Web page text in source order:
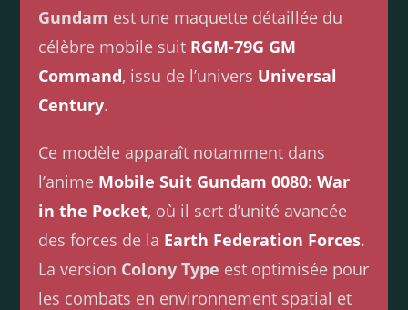
Gundam est une maquette détaillée du
célèbre mobile suit RGM-79G GM
Command, issu de l’univers Universal
Century.
Ce modèle apparaît notamment dans
l’anime Mobile Suit Gundam 0080: War
in the Pocket, où il sert d’unité avancée
des forces de la Earth Federation Forces.
La version Colony Type est optimisée pour
les combats en environnement spatial et